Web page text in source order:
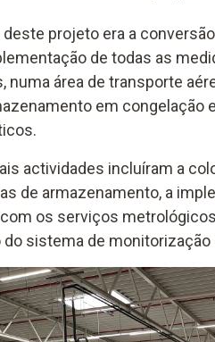
deste projeto era a
de todas as
numa área de transporte
em congelação
actividades incluíram a
de armazenamento, a
os serviços
do sistema de monitorização